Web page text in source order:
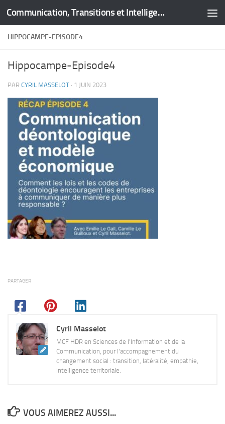
Skip to content Communication, Transitions et Intelligence Territoriale
HIPPOCAMPE-EPISODE4
Hippocampe-Episode4
PAR CYRIL MASSELOT · 1 JUIN 2023
PARTAGER
Cyril Masselot
MCF HDR en Sciences de l'Information et de la
Communication, pour l'accompagnement du
changement social : transition, latéralité, empathie,
intelligence territoriale.
VOUS AIMEREZ AUSSI...